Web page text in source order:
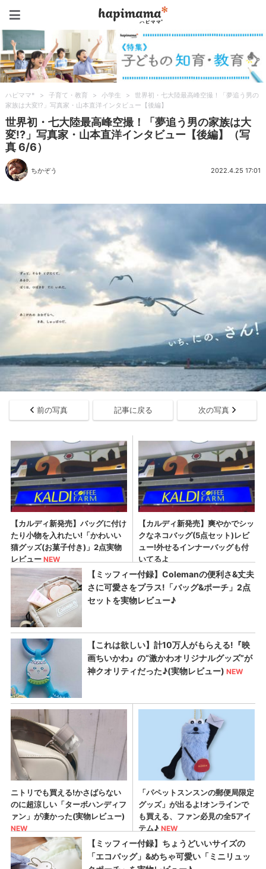
ハピママ* > 子育て・教育 > 小学生 >
世界初・七大陸最高峰空撮！「夢追う男の
家族は大変!?」写真家・山本直洋インタビュー【後編】
世界初・七大陸最高峰空撮！「夢追う男の家族は大
変!?」写真家・山本直洋インタビュー【後編】（写
真 6/6）
ちかぞう 2022.4.25 17:01
前の写真 記事に戻る 次の写真